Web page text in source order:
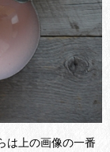
は上の画像の一番